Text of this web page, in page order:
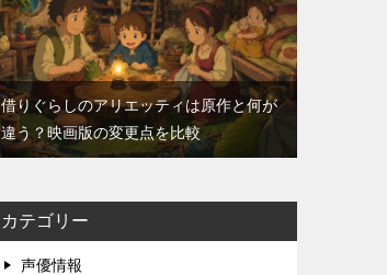
借りぐらしのアリエッティは原作と何が
違う？映画版の変更点を比較
カテゴリー
声優情報